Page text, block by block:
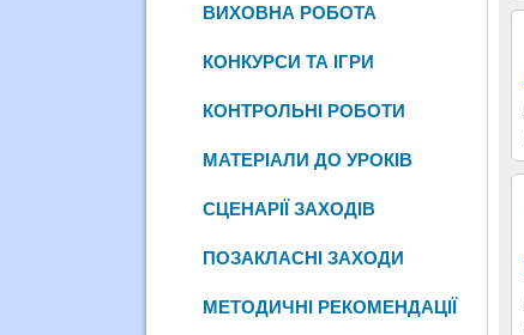
ВИХОВНА РОБОТА
КОНКУРСИ ТА ІГРИ
КОНТРОЛЬНІ РОБОТИ
МАТЕРІАЛИ ДО УРОКІВ
СЦЕНАРІЇ ЗАХОДІВ
ПОЗАКЛАСНІ ЗАХОДИ
МЕТОДИЧНІ РЕКОМЕНДАЦІЇ